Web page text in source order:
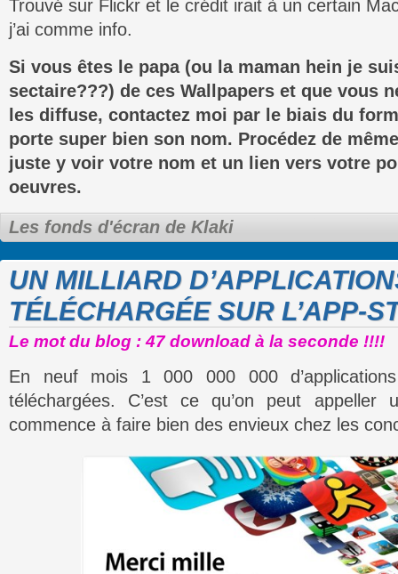
Trouvé sur Flickr et le crédit irait à un certain
j’ai comme info.
Si vous êtes le papa (ou la maman hein je
sectaire???) de ces Wallpapers et que vous
les diffuse, contactez moi par le biais du
porte super bien son nom. Procédez de
juste y voir votre nom et un lien vers votre
oeuvres.
Les fonds d'écran de Klaki
UN MILLIARD
TÉLÉCHARGÉE SUR L’APP-
Le mot du blog : 47 download à la seconde !!!!
En neuf mois 1 000 000 000
téléchargées. C’est ce qu’on peut appeller
commence à faire bien des envieux chez les